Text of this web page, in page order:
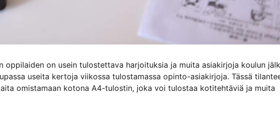
oppilaiden on usein tulostettava harjoituksia ja muita asiakirjoja koulun
useita kertoja viikossa tulostamassa opinto-asiakirjoja. Tässä
omistamaan kotona A4-tulostin, joka voi tulostaa kotitehtäviä ja muita